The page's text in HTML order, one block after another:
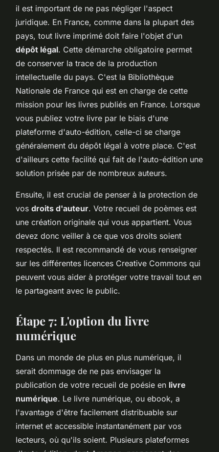
il est important de ne pas négliger l'aspect
juridique. En France, comme dans la plupart des
pays, tout livre imprimé doit faire l'objet d'un
dépôt légal. Cette démarche obligatoire permet
de conserver la trace de la production
intellectuelle du pays. C'est la Bibliothèque
Nationale de France qui est en charge de cette
mission pour les livres publiés en France. Lorsque
vous publiez votre livre par le biais d'une
plateforme d'auto-édition, celle-ci se charge
généralement du dépôt légal à votre place. C'est
d'ailleurs cette facilité qui fait de l'auto-édition une
solution prisée par de nombreux auteurs.
Ensuite, il est crucial de penser à la protection de
vos droits d'auteur. Votre recueil de poèmes est
une création originale qui vous appartient. Vous
devez donc veiller à ce que vos droits soient
respectés. Il est recommandé de vous renseigner
sur les différentes licences Creative Commons qui
peuvent vous aider à protéger votre travail tout en
le partageant avec le public.
Étape 7: L'option du livre
numérique
Dans un monde de plus en plus numérique, il
serait dommage de ne pas envisager la
publication de votre recueil de poésie en livre
numérique. Le livre numérique, ou ebook, a
l'avantage d'être facilement distribuable sur
internet et accessible instantanément par vos
lecteurs, où qu'ils soient. Plusieurs plateformes